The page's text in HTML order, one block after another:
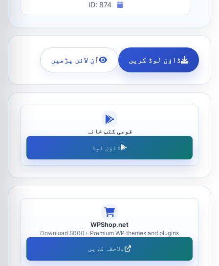
ID: 874
ڈاؤن لوڈ کریں آن لائن پڑھیں
قومی کتب خانہ
ڈاؤن لوڈ
WPShop.net
Download 8000+ Premium WP themes and plugins
ملاحظہ کریں